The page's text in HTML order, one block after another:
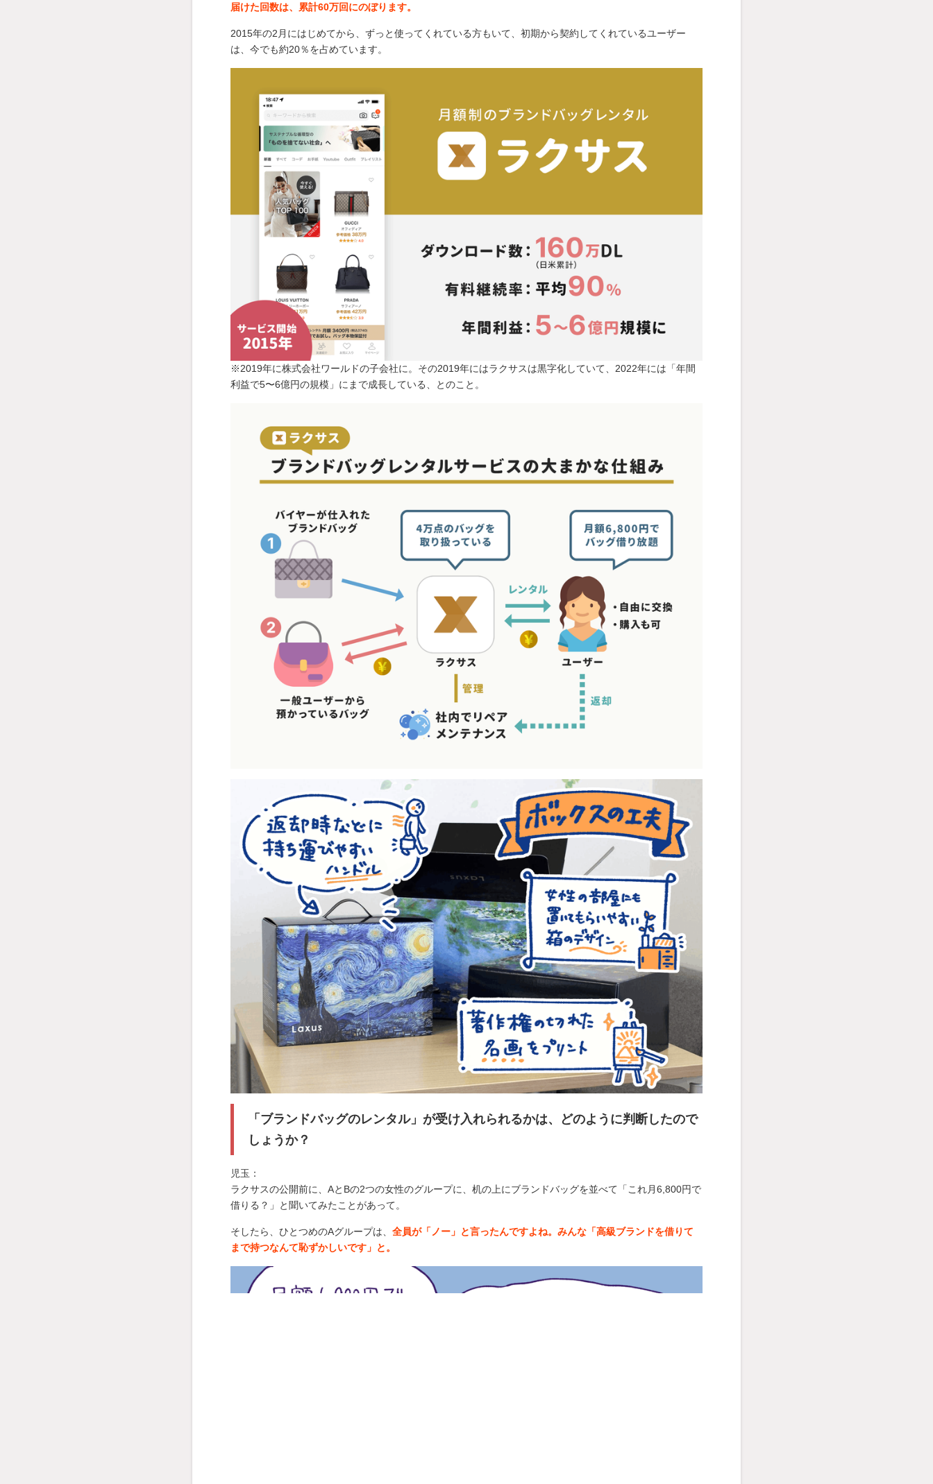
届けた回数は、累計60万回にのぼります。
2015年の2月にはじめてから、ずっと使ってくれている方もいて、初期から契約してくれているユーザー
は、今でも約20％を占めています。
※2019年に株式会社ワールドの子会社に。その2019年にはラクサスは黒字化していて、2022年には「年間
利益で5〜6億円の規模」にまで成長している、とのこと。
「ブランドバッグのレンタル」が受け入れられるかは、どのように判断したので
しょうか？
児玉：
ラクサスの公開前に、AとBの2つの女性のグループに、机の上にブランドバッグを並べて「これ月6,800円で
借りる？」と聞いてみたことがあって。
そしたら、ひとつめのAグループは、 全員が「ノー」と言ったんですよね。みんな「高級ブランドを借りて
まで持つなんて恥ずかしいです」と。